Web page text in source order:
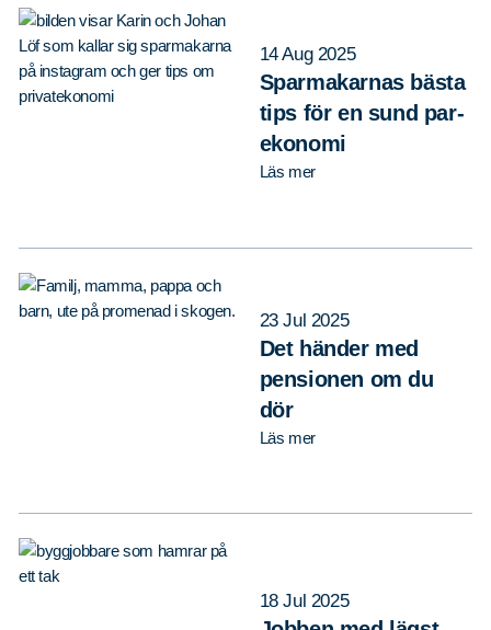
14 Aug 2025
Sparmakarnas bästa
tips för en sund par-
ekonomi
Läs mer
23 Jul 2025
Det händer med
pensionen om du
dör
Läs mer
18 Jul 2025